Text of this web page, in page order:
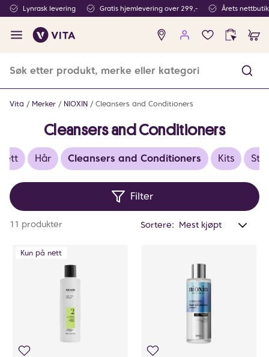
Lynrask levering Gratis hjemlevering over 299,- Årets
Ingen
produkter
Vita Merker NIOXIN Cleansers and Conditioners
Cleansers and Conditioners
Hår Cleansers and Conditioners Kits
Filter
11 produkter Sortere:
Kun på nett